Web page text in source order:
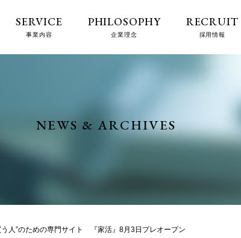
SERVICE
事業内容
PHILOSOPHY
企業理念
RECRUIT
採用情報
NEWS & ARCHIVES
う人”のための専門サイト 『家活』8月3日プレオープン